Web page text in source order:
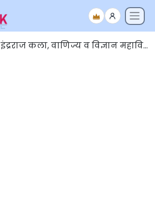
इंद्रराज कला, वाणिज्य व विज्ञान महाविद्यालय सिल्लोड जि औरंगाबाद भरती 2023